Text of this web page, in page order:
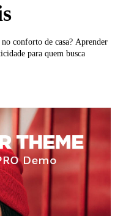
conforto de casa? Aprender
para quem busca